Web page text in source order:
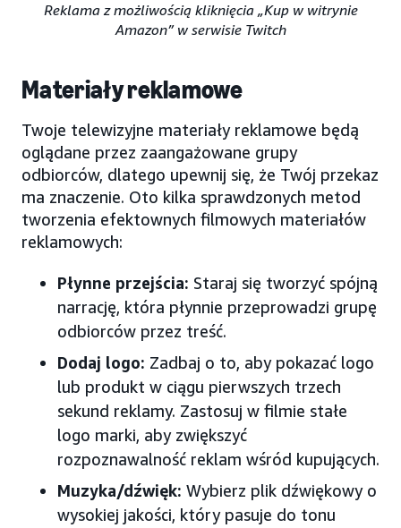
Reklama z możliwością kliknięcia „Kup w witrynie
Amazon” w serwisie Twitch
Materiały reklamowe
Twoje telewizyjne materiały reklamowe będą
oglądane przez zaangażowane grupy
odbiorców, dlatego upewnij się, że Twój przekaz
ma znaczenie. Oto kilka sprawdzonych metod
tworzenia efektownych filmowych materiałów
reklamowych:
Płynne przejścia: Staraj się tworzyć spójną
narrację, która płynnie przeprowadzi grupę
odbiorców przez treść.
Dodaj logo: Zadbaj o to, aby pokazać logo
lub produkt w ciągu pierwszych trzech
sekund reklamy. Zastosuj w filmie stałe
logo marki, aby zwiększyć
rozpoznawalność reklam wśród kupujących.
Muzyka/dźwięk: Wybierz plik dźwiękowy o
wysokiej jakości, który pasuje do tonu